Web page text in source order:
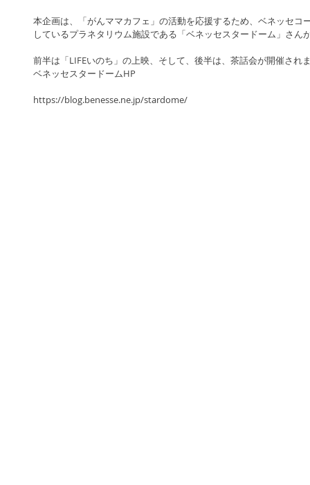
本企画は、「がんママカフェ」の活動を応援するため、ベネッセコ
しているプラネタリウム施設である「ベネッセスタードーム」さん
前半は「LIFEいのち」の上映、そして、後半は、茶話会が開催され
ベネッセスタードームHP
https://blog.benesse.ne.jp/stardome/